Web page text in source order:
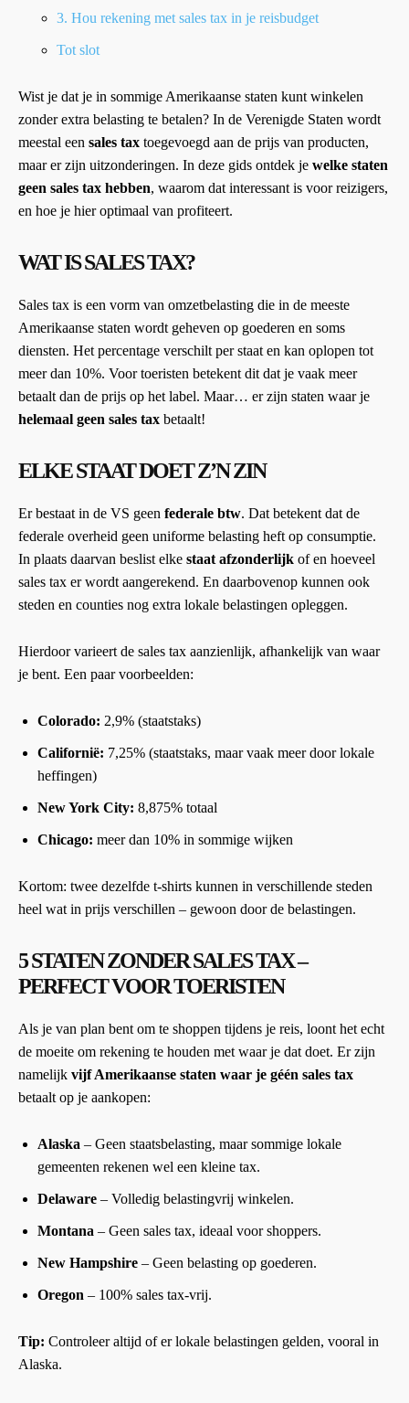
3. Hou rekening met sales tax in je reisbudget
Tot slot
Wist je dat je in sommige Amerikaanse staten kunt winkelen
zonder extra belasting te betalen? In de Verenigde Staten wordt
meestal een sales tax toegevoegd aan de prijs van producten,
maar er zijn uitzonderingen. In deze gids ontdek je welke staten
geen sales tax hebben, waarom dat interessant is voor reizigers,
en hoe je hier optimaal van profiteert.
WAT IS SALES TAX?
Sales tax is een vorm van omzetbelasting die in de meeste
Amerikaanse staten wordt geheven op goederen en soms
diensten. Het percentage verschilt per staat en kan oplopen tot
meer dan 10%. Voor toeristen betekent dit dat je vaak meer
betaalt dan de prijs op het label. Maar… er zijn staten waar je
helemaal geen sales tax betaalt!
ELKE STAAT DOET Z’N ZIN
Er bestaat in de VS geen federale btw. Dat betekent dat de
federale overheid geen uniforme belasting heft op consumptie.
In plaats daarvan beslist elke staat afzonderlijk of en hoeveel
sales tax er wordt aangerekend. En daarbovenop kunnen ook
steden en counties nog extra lokale belastingen opleggen.
Hierdoor varieert de sales tax aanzienlijk, afhankelijk van waar
je bent. Een paar voorbeelden:
Colorado: 2,9% (staatstaks)
Californië: 7,25% (staatstaks, maar vaak meer door lokale
heffingen)
New York City: 8,875% totaal
Chicago: meer dan 10% in sommige wijken
Kortom: twee dezelfde t-shirts kunnen in verschillende steden
heel wat in prijs verschillen – gewoon door de belastingen.
5 STATEN ZONDER SALES TAX –
PERFECT VOOR TOERISTEN
Als je van plan bent om te shoppen tijdens je reis, loont het echt
de moeite om rekening te houden met waar je dat doet. Er zijn
namelijk vijf Amerikaanse staten waar je géén sales tax
betaalt op je aankopen:
Alaska – Geen staatsbelasting, maar sommige lokale
gemeenten rekenen wel een kleine tax.
Delaware – Volledig belastingvrij winkelen.
Montana – Geen sales tax, ideaal voor shoppers.
New Hampshire – Geen belasting op goederen.
Oregon – 100% sales tax-vrij.
Tip: Controleer altijd of er lokale belastingen gelden, vooral in
Alaska.